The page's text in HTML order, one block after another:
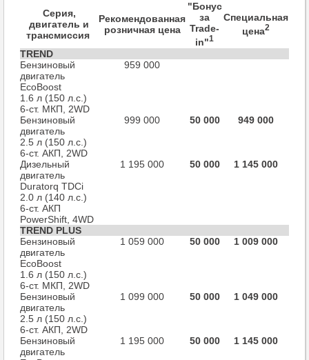
Серия,
двигатель и
трансмиссия
Рекомендованная
розничная цена
"Бонус
за
Trade-
in"1
Специальная
цена2
TREND
Бензиновый
двигатель
EcoBoost
1.6 л (150 л.с.)
6-ст. МКП, 2WD
959 000
Бензиновый
двигатель
2.5 л (150 л.с.)
6-ст. АКП, 2WD
999 000 50 000 949 000
Дизельный
двигатель
Duratorq TDCi
2.0 л (140 л.с.)
6-ст. АКП
PowerShift, 4WD
1 195 000 50 000 1 145 000
TREND PLUS
Бензиновый
двигатель
EcoBoost
1.6 л (150 л.с.)
6-ст. МКП, 2WD
1 059 000 50 000 1 009 000
Бензиновый
двигатель
2.5 л (150 л.с.)
6-ст. АКП, 2WD
1 099 000 50 000 1 049 000
Бензиновый
двигатель
1 195 000 50 000 1 145 000